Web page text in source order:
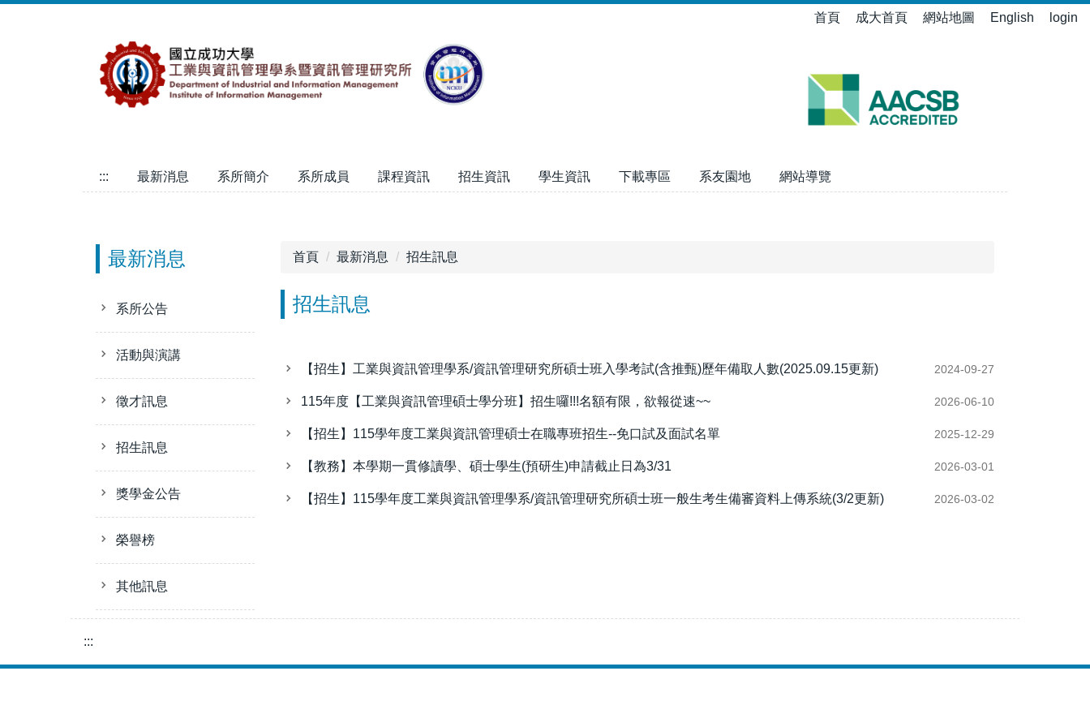
首頁 成大首頁 網站地圖 English login
::: 最新消息 系所簡介 系所成員 課程資訊 招生資訊 學生資訊 下載專區 系友園地 網站導覽
最新消息
系所公告
活動與演講
徵才訊息
招生訊息
獎學金公告
榮譽榜
其他訊息
首頁 最新消息 招生訊息
招生訊息
【招生】工業與資訊管理學系/資訊管理研究所碩士班入學考試(含推甄)歷年備取人數(2025.09.15更新) 2024-09-27
115年度【工業與資訊管理碩士學分班】招生囉!!!名額有限，欲報從速~~ 2026-06-10
【招生】115學年度工業與資訊管理碩士在職專班招生--免口試及面試名單 2025-12-29
【教務】本學期一貫修讀學、碩士學生(預研生)申請截止日為3/31 2026-03-01
【招生】115學年度工業與資訊管理學系/資訊管理研究所碩士班一般生考生備審資料上傳系統(3/2更新) 2026-03-02
:::